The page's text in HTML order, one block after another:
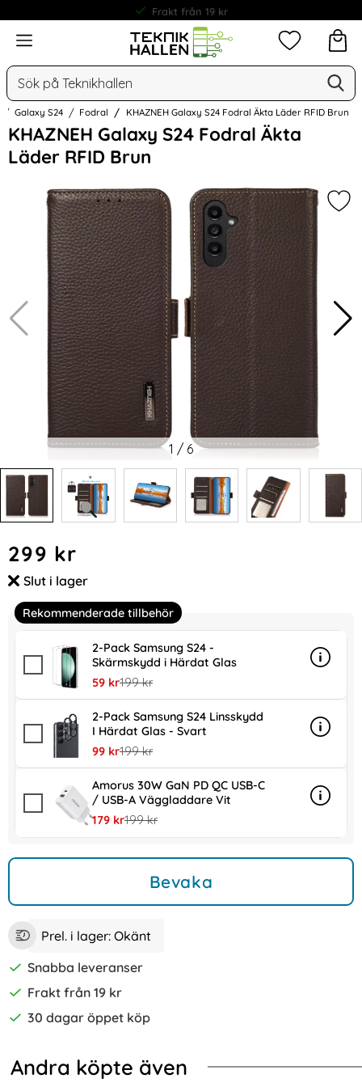
Frakt från 19 kr
Meny
Sök
Mina
Galaxy S24 Fodral KHAZNEH Galaxy S24 Fodral Äkta Läder RFID Brun
KHAZNEH Galaxy S24 Fodral Äkta
Läder RFID Brun
Hoppa
över
Bilder
1 / 6
pris
299 kr
Tillgänglighet:
Slut i lager
Rekommenderade tillbehör
2-Pack Samsung S24 -
Skärmskydd i Härdat Glas
rea pris
59 krtidigare pris
199 kr
Info
mer
2-Pack Samsung S24 Linsskydd
I Härdat Glas - Svart
rea pris
99 krtidigare pris
199 kr
Info
mer
Amorus 30W GaN PD QC USB-C
/ USB-A Väggladdare Vit
rea pris
179 krtidigare pris
199 kr
Info
mer
Bevaka
Prel. i lager: Okänt
Snabba leveranser
Frakt från 19 kr
30 dagar öppet köp
Andra köpte även